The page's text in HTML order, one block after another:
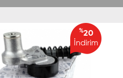
%20
İndirim